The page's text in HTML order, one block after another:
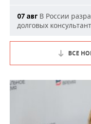
07 авг В России
долговых
ВСЕ